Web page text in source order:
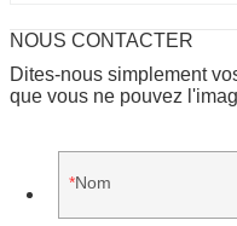
NOUS CONTACTER
Dites-nous simplement
que vous ne pouvez
Nom